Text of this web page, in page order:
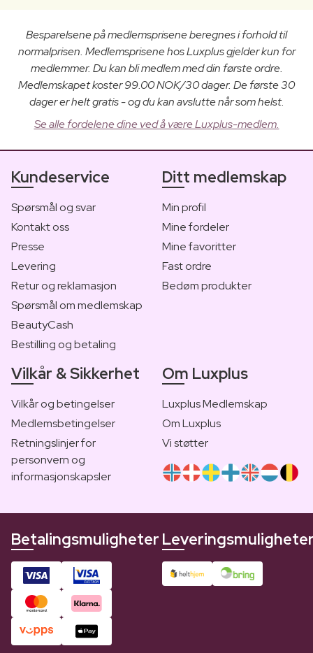
Besparelsene på medlemsprisene beregnes i forhold til
normalprisen. Medlemsprisene hos Luxplus gjelder kun for
medlemmer. Du kan bli medlem med din første ordre.
Medlemskapet koster 99.00 NOK/30 dager. De første 30
dager er helt gratis - og du kan avslutte når som helst.
Se alle fordelene dine ved å være Luxplus-medlem.
Kundeservice
Spørsmål og svar
Kontakt oss
Presse
Levering
Retur og reklamasjon
Spørsmål om medlemskap
BeautyCash
Bestilling og betaling
Ditt medlemskap
Min profil
Mine fordeler
Mine favoritter
Fast ordre
Bedøm produkter
Vilkår & Sikkerhet
Vilkår og betingelser
Medlemsbetingelser
Retningslinjer for
personvern og
informasjonskapsler
Om Luxplus
Luxplus Medlemskap
Om Luxplus
Vi støtter
Betalingsmuligheter